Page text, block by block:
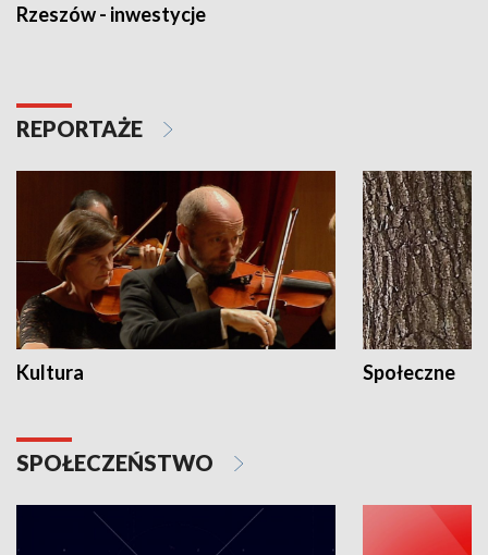
Rzeszów - inwestycje
REPORTAŻE
Kultura Społeczne
SPOŁECZEŃSTWO